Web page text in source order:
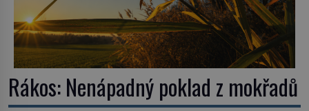
Rákos: Nenápadný poklad z mokřadů